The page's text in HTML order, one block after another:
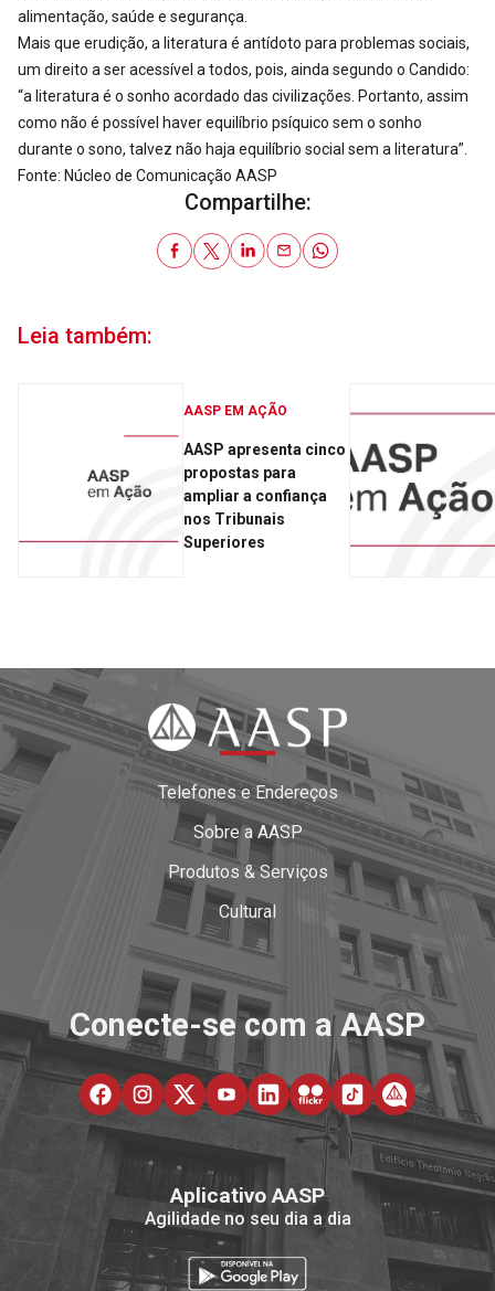
alimentação, saúde e segurança.
Mais que erudição, a literatura é antídoto para problemas sociais,
um direito a ser acessível a todos, pois, ainda segundo o Candido:
“a literatura é o sonho acordado das civilizações. Portanto, assim
como não é possível haver equilíbrio psíquico sem o sonho
durante o sono, talvez não haja equilíbrio social sem a literatura”.
Fonte: Núcleo de Comunicação AASP
Compartilhe:
Leia também:
AASP EM AÇÃO
AASP apresenta cinco
propostas para
ampliar a confiança
nos Tribunais
Superiores
Telefones e Endereços
Sobre a AASP
Produtos & Serviços
Cultural
Conecte-se com a AASP
Aplicativo AASP
Agilidade no seu dia a dia